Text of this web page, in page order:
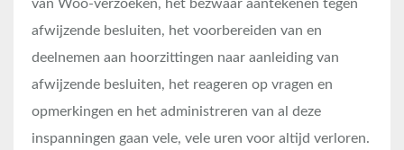
van Woo-verzoeken, het bezwaar aantekenen tegen
afwijzende besluiten, het voorbereiden van en
deelnemen aan hoorzittingen naar aanleiding van
afwijzende besluiten, het reageren op vragen en
opmerkingen en het administreren van al deze
inspanningen gaan vele, vele uren voor altijd verloren.